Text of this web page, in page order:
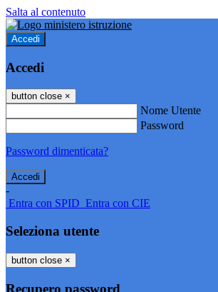
Salta al contenuto
Accedi
Accedi
button close ×
Nome Utente
Password
Password dimenticata?
-
Entra con SPID Entra con CIE
Seleziona utente
button close ×
Recupero password